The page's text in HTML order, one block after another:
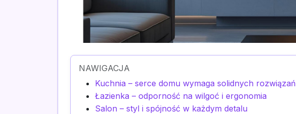
NAWIGACJA
Kuchnia – serce domu wymaga solidnych rozwiązań
Łazienka – odporność na wilgoć i ergonomia
Salon – styl i spójność w każdym detalu